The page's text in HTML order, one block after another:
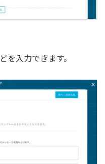
を入力できます。